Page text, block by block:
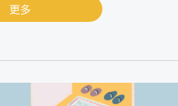
更多